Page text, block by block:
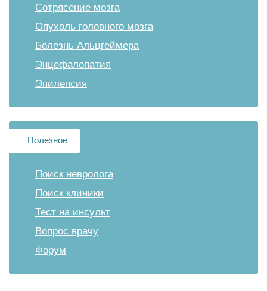
Сотрясение мозга
Опухоль головного мозга
Болезнь Альцгеймера
Энцефалопатия
Эпилепсия
Полезное
Поиск невролога
Поиск клиники
Тест на инсульт
Вопрос врачу
Форум